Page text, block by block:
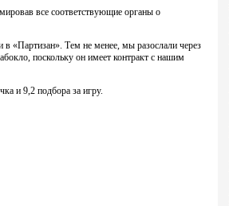
все соответствующие органы о
«Партизан». Тем не менее, мы разослали через
поскольку он имеет контракт с нашим
и 9,2 подбора за игру.